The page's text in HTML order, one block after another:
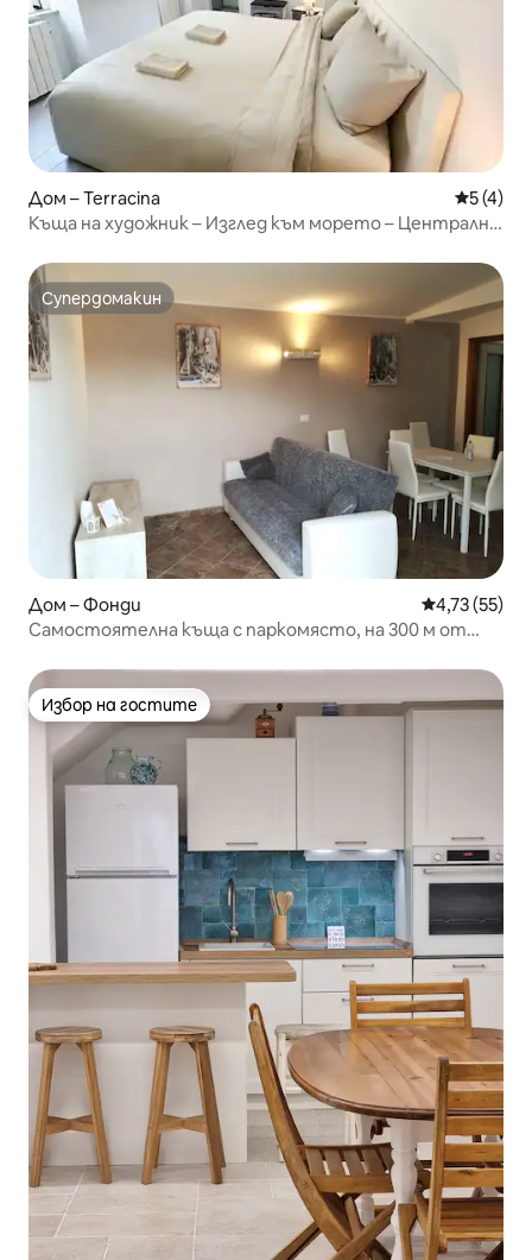
Дом – Terracina Средна
5 (4)
Къща на художник – Изглед към морето – Централно
Супердомакин
Супердомакин
Дом – Фонди Средна
4,73 (55)
Самостоятелна къща с паркомясто, на 300 м от
Избор на гостите
Избор на гостите